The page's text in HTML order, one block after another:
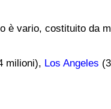
vario, costituito da
milioni), Los Angeles